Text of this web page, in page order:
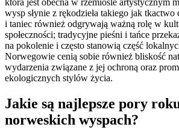
która jest obecna w rzemiośle artystycznym
wysp słynie z rękodzieła takiego jak
i taniec również odgrywają ważną rolę w
społeczności; tradycyjne pieśni i tańce
na pokolenie i często stanowią część
Norwegowie cenią sobie również bliskość
wydarzenia związane z jej ochroną oraz
ekologicznych stylów życia.
Jakie są najlepsze pory
norweskich wyspach?